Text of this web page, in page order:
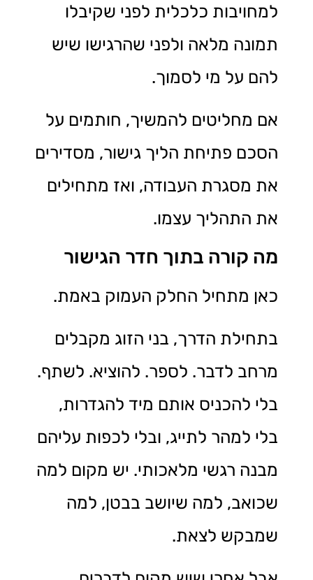
למחויבות כלכלית לפני שקיבלו
תמונה מלאה ולפני שהרגישו שיש
להם על מי לסמוך.
אם מחליטים להמשיך, חותמים על
הסכם פתיחת הליך גישור, מסדירים
את מסגרת העבודה, ואז מתחילים
את התהליך עצמו.
מה קורה בתוך חדר הגישור
כאן מתחיל החלק העמוק באמת.
בתחילת הדרך, בני הזוג מקבלים
מרחב לדבר. לספר. להוציא. לשתף.
בלי להכניס אותם מיד להגדרות,
בלי למהר לתייג, ובלי לכפות עליהם
מבנה רגשי מלאכותי. יש מקום למה
שכואב, למה שיושב בבטן, למה
שמבקש לצאת.